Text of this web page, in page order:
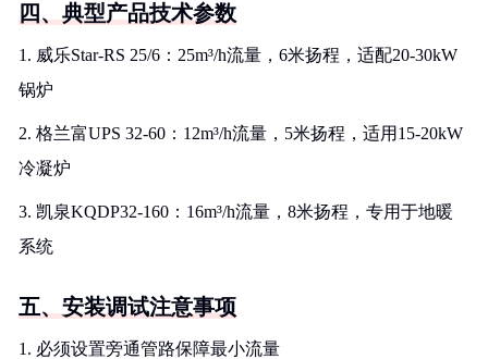
四、典型产品技术参数
1. 威乐Star-RS 25/6：25m³/h流量，6米扬程，适配20-30kW
锅炉
2. 格兰富UPS 32-60：12m³/h流量，5米扬程，适用15-20kW
冷凝炉
3. 凯泉KQDP32-160：16m³/h流量，8米扬程，专用于地暖
系统
五、安装调试注意事项
1. 必须设置旁通管路保障最小流量